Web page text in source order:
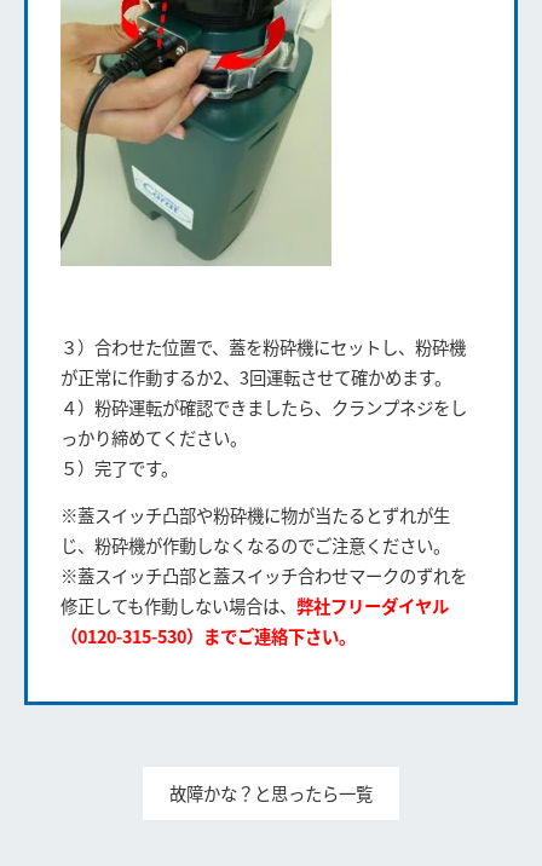
３）合わせた位置で、蓋を粉砕機にセットし、粉砕機
が正常に作動するか2、3回運転させて確かめます。
４）粉砕運転が確認できましたら、クランプネジをし
っかり締めてください。
５）完了です。
※蓋スイッチ凸部や粉砕機に物が当たるとずれが生
じ、粉砕機が作動しなくなるのでご注意ください。
※蓋スイッチ凸部と蓋スイッチ合わせマークのずれを
修正しても作動しない場合は、 弊社フリーダイヤル
（0120-315-530）までご連絡下さい。
故障かな？と思ったら一覧